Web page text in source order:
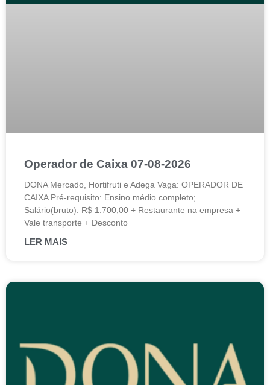
Operador de Caixa 07-08-2026
DONA Mercado, Hortifruti e Adega Vaga: OPERADOR DE
CAIXA Pré-requisito: Ensino médio completo;
Salário(bruto): R$ 1.700,00 + Restaurante na empresa +
Vale transporte + Desconto
LER MAIS